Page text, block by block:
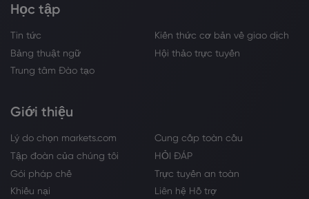
Học tập
Tin tức
Kiến thức cơ bản về giao dịch
Bảng thuật ngữ
Hội thảo trực tuyến
Trung tâm Đào tạo
Giới thiệu
Lý do chọn markets.com
Cung cấp toàn cầu
Tập đoàn của chúng tôi
HỎI ĐÁP
Gói pháp chế
Trực tuyến an toàn
Khiếu nại
Liên hệ Hỗ trợ